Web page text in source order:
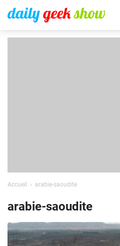
Accueil arabie-saoudite
arabie-saoudite